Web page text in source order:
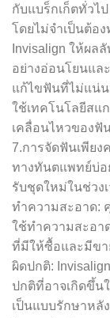
กับแบร็กเก็ตทั่วไ
โดยไม่จำเป็นต้อ
Invisalign ให้ผล
อย่างอ่อนโยนแล
แก้ไขฟันที่ไม่แน่
ใช้เทคโนโลยีสแ
เคลื่อนไหวของฟั
7.การจัดฟันเพียง
ทางทันตแพทย์บ่อ
รับชุดใหม่ในช่วง
ทำความสะอาด:
ใช้ทำความสะอา
ที่มีให้ซื้อและมีขา
ผิดปกติ:
ปกติที่อาจเกิดขึ้น
เป็นแบบรักษาหลั